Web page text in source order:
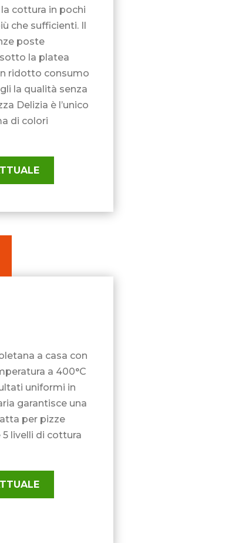
cottura in pochi
che sufficienti. Il
poste
la platea
ridotto consumo
la qualità senza
Delizia è l’unico
di colori
a casa con
a 400°C
uniformi in
garantisce una
per pizze
livelli di cottura